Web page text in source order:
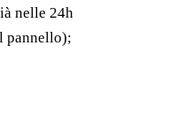
nelle 24h
pannello);